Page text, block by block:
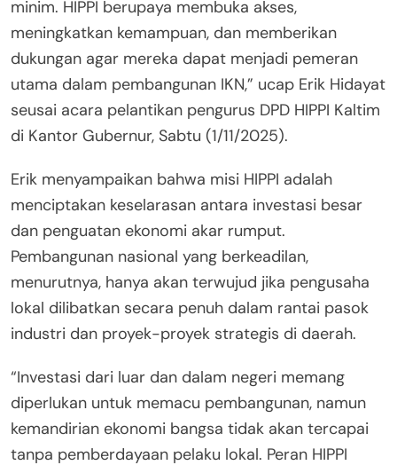
minim. HIPPI berupaya membuka akses,
meningkatkan kemampuan, dan memberikan
dukungan agar mereka dapat menjadi pemeran
utama dalam pembangunan IKN,” ucap Erik Hidayat
seusai acara pelantikan pengurus DPD HIPPI Kaltim
di Kantor Gubernur, Sabtu (1/11/2025).
Erik menyampaikan bahwa misi HIPPI adalah
menciptakan keselarasan antara investasi besar
dan penguatan ekonomi akar rumput.
Pembangunan nasional yang berkeadilan,
menurutnya, hanya akan terwujud jika pengusaha
lokal dilibatkan secara penuh dalam rantai pasok
industri dan proyek-proyek strategis di daerah.
“Investasi dari luar dan dalam negeri memang
diperlukan untuk memacu pembangunan, namun
kemandirian ekonomi bangsa tidak akan tercapai
tanpa pemberdayaan pelaku lokal. Peran HIPPI